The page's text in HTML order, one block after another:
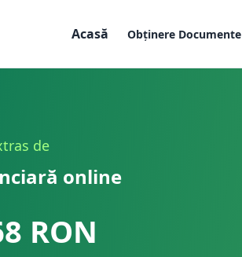
Acasă Obținere Documente
de
online
RON